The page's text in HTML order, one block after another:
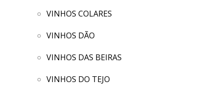
VINHOS COLARES
VINHOS DÃO
VINHOS DAS BEIRAS
VINHOS DO TEJO